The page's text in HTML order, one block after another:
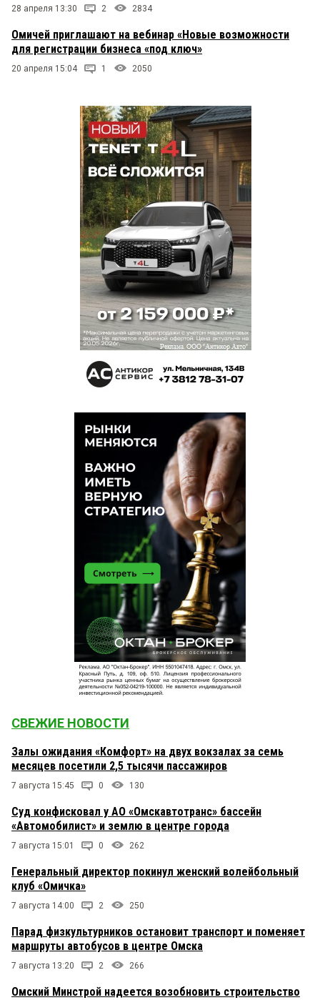
28 апреля 13:30 2 2834
Омичей приглашают на вебинар «Новые возможности
для регистрации бизнеса «под ключ»
20 апреля 15:04 1 2050
СВЕЖИЕ НОВОСТИ
Залы ожидания «Комфорт» на двух вокзалах за семь
месяцев посетили 2,5 тысячи пассажиров
7 августа 15:45 0 130
Суд конфисковал у АО «Омскавтотранс» бассейн
«Автомобилист» и землю в центре города
7 августа 15:01 0 262
Генеральный директор покинул женский волейбольный
клуб «Омичка»
7 августа 14:00 2 250
Парад физкультурников остановит транспорт и поменяет
маршруты автобусов в центре Омска
7 августа 13:20 2 266
Омский Минстрой надеется возобновить строительство